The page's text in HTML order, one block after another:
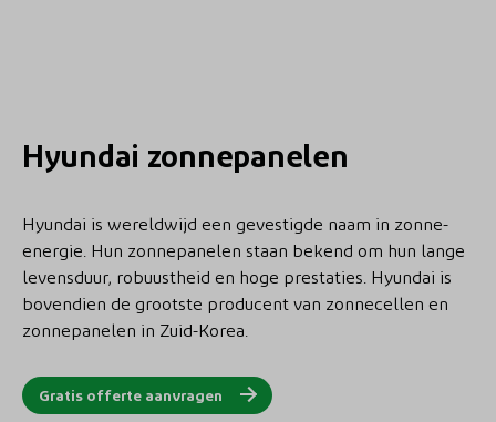
Hyundai zonnepanelen
Hyundai is wereldwijd een gevestigde naam in zonne-
energie. Hun zonnepanelen staan bekend om hun lange
levensduur, robuustheid en hoge prestaties. Hyundai is
bovendien de grootste producent van zonnecellen en
zonnepanelen in Zuid-Korea.
Gratis offerte aanvragen